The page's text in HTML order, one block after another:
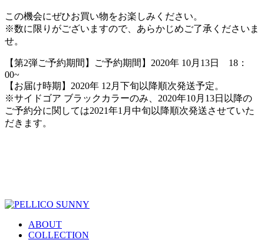
この機会にぜひお買い物をお楽しみください。
※数に限りがございますので、あらかじめご了承くださいま
せ。
【第2弾ご予約期間】ご予約期間】2020年 10月13日 18：
00~
【お届け時期】2020年 12月下旬以降順次発送予定。
※サイドゴア ブラックカラーのみ、2020年10月13日以降の
ご予約分に関しては2021年1月中旬以降順次発送させていた
だきます。
ABOUT
COLLECTION